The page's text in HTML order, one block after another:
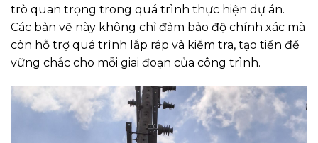
trò quan trọng trong quá trình thực hiện dự án.
Các bản vẽ này không chỉ đảm bảo độ chính xác mà
còn hỗ trợ quá trình lắp ráp và kiểm tra, tạo tiền đề
vững chắc cho mỗi giai đoạn của công trình.